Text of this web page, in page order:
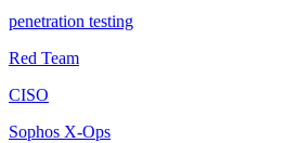
penetration testing
Red Team
CISO
Sophos X-Ops